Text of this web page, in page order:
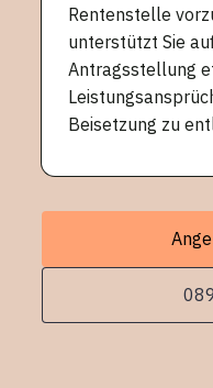
Rentenstelle
unterstützt Sie
Antragsstellung
Beisetzung zu